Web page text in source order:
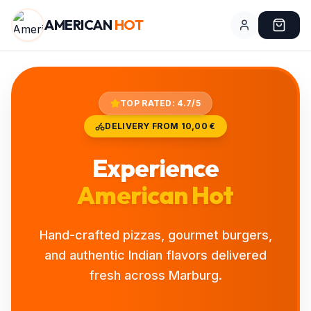
AMERICAN HOT
TOP RATED: 4.7/5
DELIVERY FROM 10,00 €
Experience
American Hot
Hand-crafted pizzas, gourmet burgers,
and authentic Indian flavors delivered
fresh across Marburg.